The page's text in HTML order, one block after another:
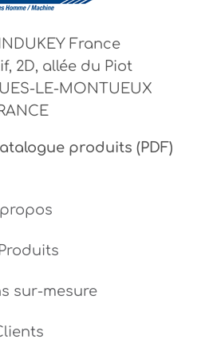
France
2D, allée du Piot
LE-MONTUEUX
produits (PDF)
sur-mesure